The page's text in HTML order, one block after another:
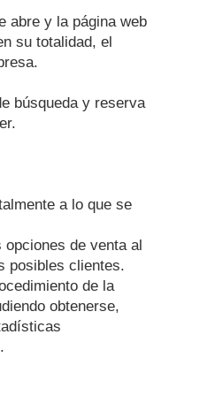
abre y la página web
su totalidad, el
búsqueda y reserva
a lo que se
opciones de venta al
posibles clientes.
de la
obtenerse,